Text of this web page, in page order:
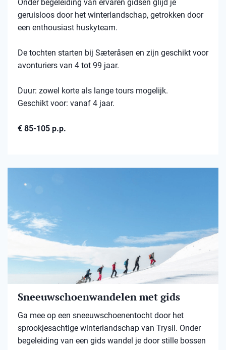
Onder begeleiding van ervaren gidsen glijd je
geruisloos door het winterlandschap, getrokken door
een enthousiast huskyteam.
De tochten starten bij Sæteråsen en zijn geschikt voor
avonturiers van 4 tot 99 jaar.
Duur: zowel korte als lange tours mogelijk.
Geschikt voor: vanaf 4 jaar.
€ 85-105 p.p.
Sneeuwschoenwandelen met gids
Ga mee op een sneeuwschoenentocht door het
sprookjesachtige winterlandschap van Trysil. Onder
begeleiding van een gids wandel je door stille bossen